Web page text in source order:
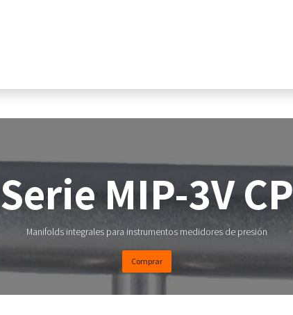
Serie MIP-3V CP
Manifolds integrales para instrumentos medidores de presión
Comprar